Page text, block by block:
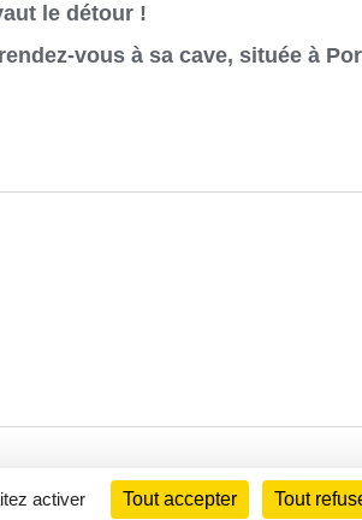
le détour !
vous à sa cave, située à
activer Tout accepter Tout